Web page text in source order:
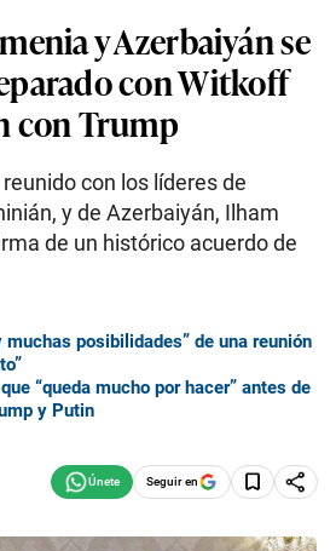
y Azerbaiyán se
con Witkoff
con Trump
con los líderes de
y de Azerbaiyán, Ilham
de un histórico acuerdo de
muchas posibilidades” de una reunión
“queda mucho por hacer” antes de
y Putin
Seguir en